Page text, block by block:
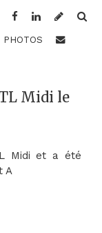
PHOTOS
Midi le
Midi et a été
A